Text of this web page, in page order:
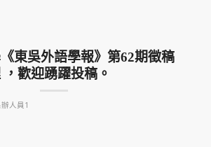
東吳外語學報》第62期徵稿
歡迎踴躍投稿。
辦人員1